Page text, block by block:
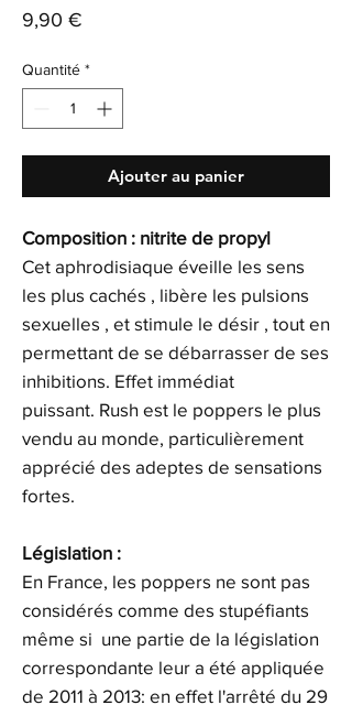
9,90 €
Quantité *
Ajouter au panier
Composition : nitrite de propyl
Cet aphrodisiaque éveille les sens
les plus cachés , libère les pulsions
sexuelles , et stimule le désir , tout en
permettant de se débarrasser de ses
inhibitions. Effet immédiat
puissant. Rush est le poppers le plus
vendu au monde, particulièrement
apprécié des adeptes de sensations
fortes.
Législation :
En France, les poppers ne sont pas
considérés comme des stupéfiants
même si une partie de la législation
correspondante leur a été appliquée
de 2011 à 2013: en effet l'arrêté du 29